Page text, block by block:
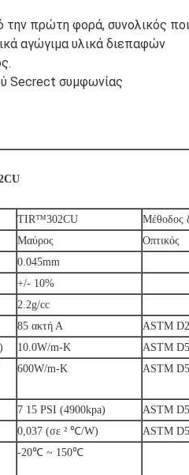
την πρώτη φορά, συνολικός
αγώγιμα υλικά διεπαφών
Secrect συμφωνίας
TIR™302CU
Μέθοδος
Μαύρος
Οπτικός
0.045mm
+/- 10%
2.2g/cc
85 ακτή Α
ASTM
10.0W/m-Κ
ASTM
600W/m-Κ ASTM
7 15 PSI (4900kpa)
ASTM
0,037 (σε ² ℃/W)
ASTM
-20℃ ~ 150℃